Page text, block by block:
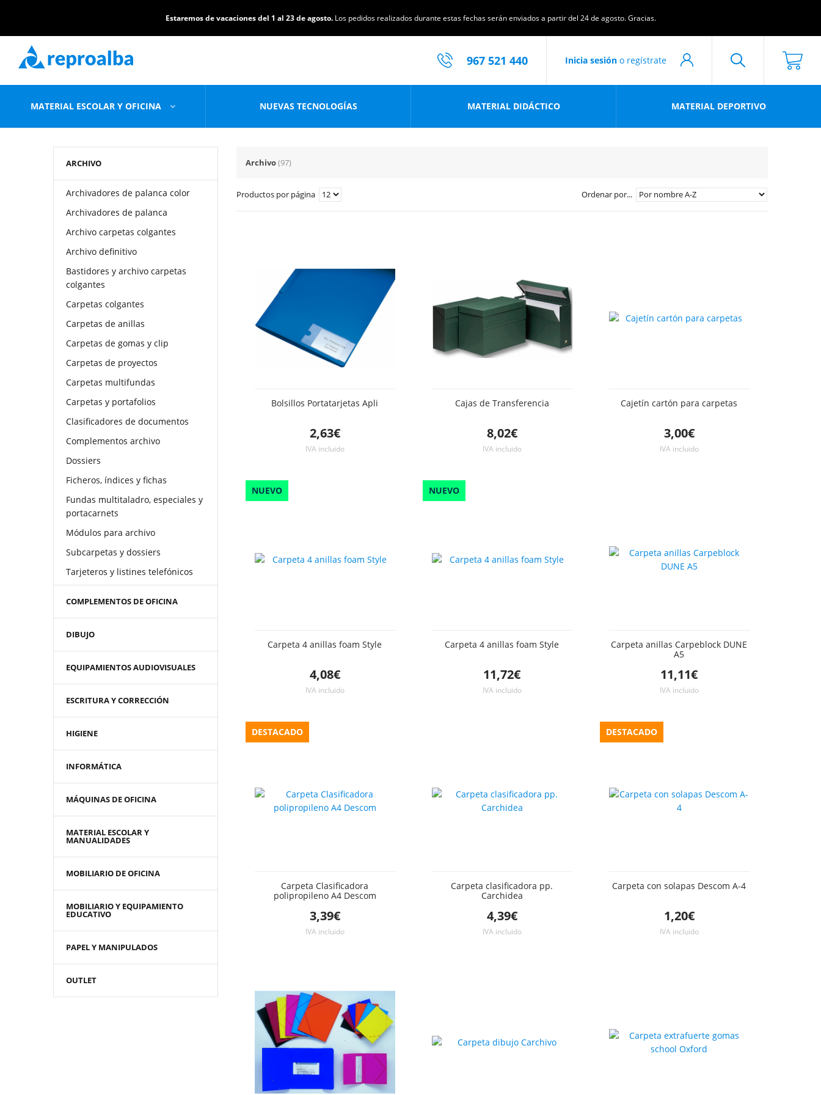
Estaremos de vacaciones del 1 al 23 de agosto. Los pedidos realizados durante estas fechas serán enviados a partir del 24 de agosto. Gracias.
Inicia sesión o regístrate
967 521 440
MATERIAL ESCOLAR Y OFICINA NUEVAS TECNOLOGÍAS MATERIAL DIDÁCTICO MATERIAL DEPORTIVO
ARCHIVO
Archivadores de palanca color
Archivadores de palanca
Archivo carpetas colgantes
Archivo definitivo
Bastidores y archivo carpetas
colgantes
Carpetas colgantes
Carpetas de anillas
Carpetas de gomas y clip
Carpetas de proyectos
Carpetas multifundas
Carpetas y portafolios
Clasificadores de documentos
Complementos archivo
Dossiers
Ficheros, índices y fichas
Fundas multitaladro, especiales y
portacarnets
Módulos para archivo
Subcarpetas y dossiers
Tarjeteros y listines telefónicos
COMPLEMENTOS DE OFICINA
DIBUJO
EQUIPAMIENTOS AUDIOVISUALES
ESCRITURA Y CORRECCIÓN
HIGIENE
INFORMÁTICA
MÁQUINAS DE OFICINA
MATERIAL ESCOLAR Y
MANUALIDADES
MOBILIARIO DE OFICINA
MOBILIARIO Y EQUIPAMIENTO
EDUCATIVO
PAPEL Y MANIPULADOS
OUTLET
Archivo(97)
Productos por página Ordenar por...
Bolsillos Portatarjetas Apli
2,63€
IVA incluido
Cajas de Transferencia
8,02€
IVA incluido
Cajetín cartón para carpetas
3,00€
IVA incluido
NUEVO
Carpeta 4 anillas foam Style
4,08€
IVA incluido
NUEVO
Carpeta 4 anillas foam Style
11,72€
IVA incluido
Carpeta anillas Carpeblock DUNE
A5
11,11€
IVA incluido
DESTACADO
Carpeta Clasificadora
polipropileno A4 Descom
3,39€
IVA incluido
Carpeta clasificadora pp.
Carchidea
4,39€
IVA incluido
DESTACADO
Carpeta con solapas Descom A-4
1,20€
IVA incluido